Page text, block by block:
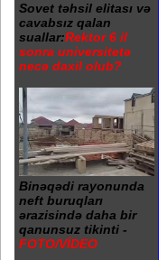
Sovet təhsil elitası və
cavabsız qalan
suallar:Rektor 6 il
sonra universitetə
necə daxil olub?
Binəqədi rayonunda
neft buruqları
ərazisində daha bir
qanunsuz tikinti -
FOTO/VİDEO